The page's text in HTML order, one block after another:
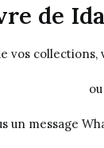
de
collections,
ou
un message